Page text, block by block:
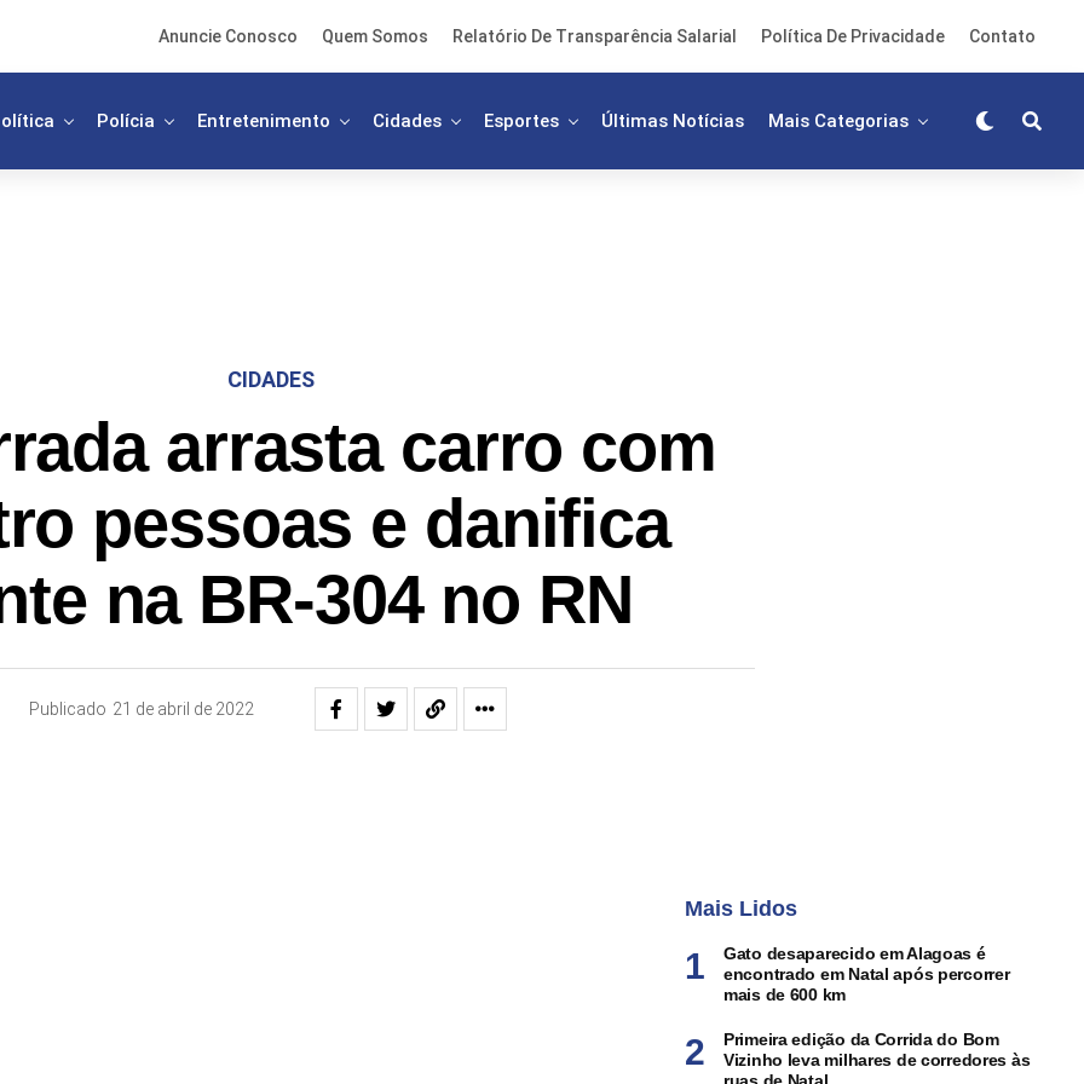
Anuncie Conosco Quem Somos Relatório De Transparência Salarial Política De Privacidade Contato
Polícia Entretenimento Cidades Esportes Últimas Notícias Mais Categorias
CIDADES
arrasta carro com
pessoas e danifica
na BR-304 no RN
Publicado 21 de abril de 2022
Mais Lidos
Gato desaparecido em Alagoas é
encontrado em Natal após percorrer
mais de 600 km
Primeira edição da Corrida do Bom
Vizinho leva milhares de corredores às